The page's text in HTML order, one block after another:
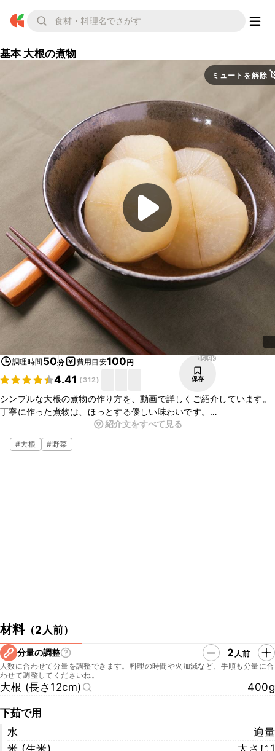
基本 大根の煮物
ミュートを解除
調理時間 50分 費用目安100円
4.41 ( 312)
15.9K
保存
シンプルな大根の煮物の作り方を、動画で詳しくご紹介しています。
丁寧に作った煮物は、ほっとする優しい味わいです。
下処理からの基本を覚えておけば、おでんやお肉とのレシピなど、い
ろいろな大根の煮物料理に応用できますよ。
基本の作り方をぜひチェックしてみてくださいね。
紹介文をすべて見る
#大根 #野菜
材料（2人前）
分量の調整 2 人前
人数に合わせて分量を調整できます。料理の時間や火加減など、手順も分量に合
わせて調整してくださいね。
大根 (長さ12cm) 400g
下茹で用
水
適量
米 (生米)
大さじ1